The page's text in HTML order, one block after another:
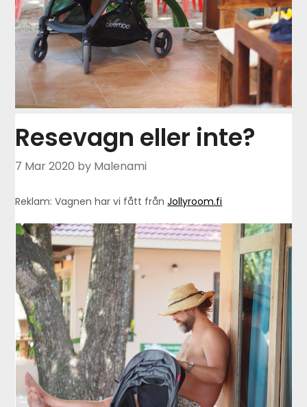
Resevagn eller inte?
7 Mar 2020 by Malenami
Reklam: Vagnen har vi fått frånJollyroom.fi